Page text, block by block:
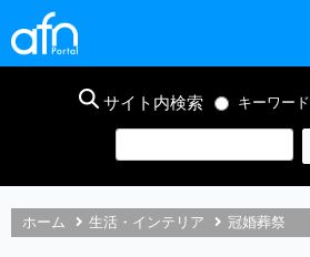
サイト内検索 キーワード
ホーム 生活・インテリア 冠婚葬祭